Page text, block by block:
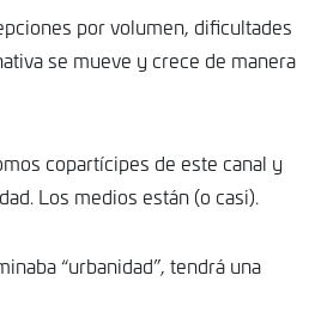
por volumen, dificultades
se mueve y crece de manera
copartícipes de este canal y
Los medios están (o casi).
“urbanidad”, tendrá una